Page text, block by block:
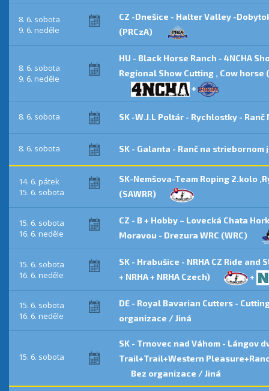
8. 6. sobota
9. 6. neděle
CZ -Dnešice - Halter Valley -
(PRCzA)
8. 6. sobota
9. 6. neděle
HU - Black Horse Ranch - 4NCHA
Regional Show Cutting , Cow horse
+
8. 6. sobota SK -W.J.L Poltár - Rychlostky - Ranč
8. 6. sobota SK - Galanta - Ranč na
14. 6. pátek
15. 6. sobota
SK-Nemšova-Team Roping 2.kolo
(SAWRR)
15. 6. sobota
16. 6. neděle
CZ - B + Hobby – Lovecká Chata
Moravou - Drezura WRC (WRC)
15. 6. sobota
16. 6. neděle
SK - Hrabušice - NRHA CZ Ride and
+ NRHA + NRHA Czech)
+
15. 6. sobota
16. 6. neděle
DE - Royal Bavarian Cutters -
organizace / Jiná
15. 6. sobota
SK - Trnovec nad Váhom - Lángov
Trail+Trail+Western
Bez organizace / Jiná